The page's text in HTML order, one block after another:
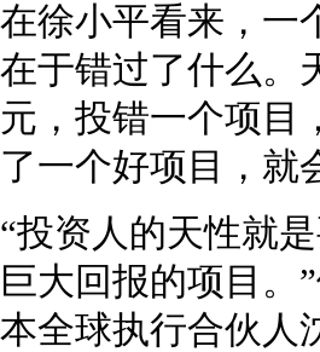
在徐小平看来，一
在于错过了什么。
元，投错一个项目
了一个好项目，就
“投资人的天性就
巨大回报的项目。
本全球执行合伙人